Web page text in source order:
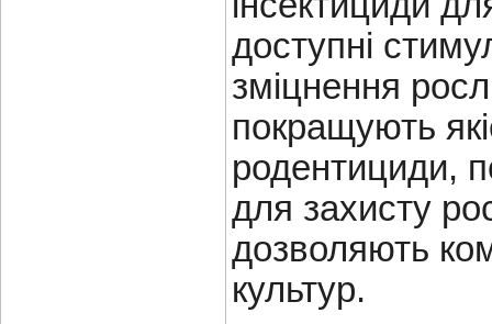
доступні
зміцнення
покращують
родентициди,
для захисту
дозволяють
культур.